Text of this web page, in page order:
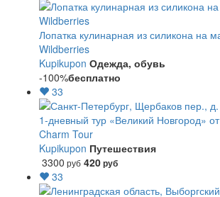
Лопатка кулинарная из силикона на
Wildberries
Kupikupon Одежда, обувь
-100%бесплатно
33
1-дневный тур «Великий Новгород»
Charm Tour
Kupikupon Путешествия
3300 руб 420руб
33